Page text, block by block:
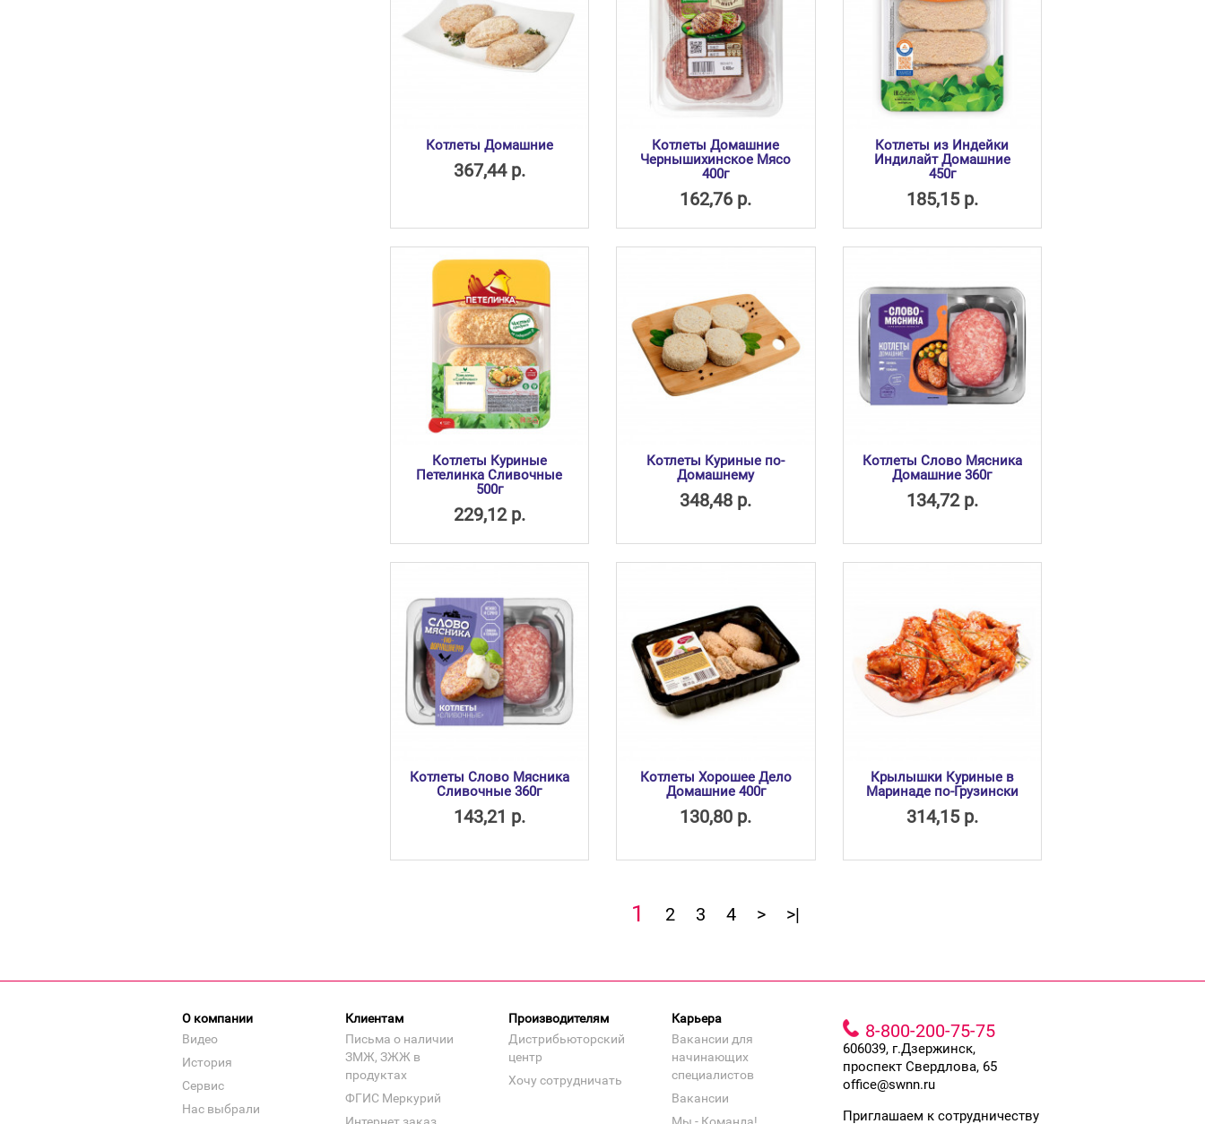
Котлеты Домашние
367,44 р.
Котлеты Домашние
Чернышихинское Мясо
400г
162,76 р.
Котлеты из Индейки
Индилайт Домашние
450г
185,15 р.
Котлеты Куриные
Петелинка Сливочные
500г
229,12 р.
Котлеты Куриные по-
Домашнему
348,48 р.
Котлеты Слово Мясника
Домашние 360г
134,72 р.
Котлеты Слово Мясника
Сливочные 360г
143,21 р.
Котлеты Хорошее Дело
Домашние 400г
130,80 р.
Крылышки Куриные в
Маринаде по-Грузински
314,15 р.
1 2 3 4 > >|
О компании
Видео
История
Сервис
Нас выбрали
Клиентам
Письма о наличии
ЗМЖ, ЗЖЖ в
продуктах
ФГИС Меркурий
Интернет заказ
Производителям
Дистрибьюторский
центр
Хочу сотрудничать
Карьера
Вакансии для
начинающих
специалистов
Вакансии
Мы - Команда!
8-800-200-75-75
606039, г.Дзержинск,
проспект Свердлова, 65
office@swnn.ru
Приглашаем к сотрудничеству